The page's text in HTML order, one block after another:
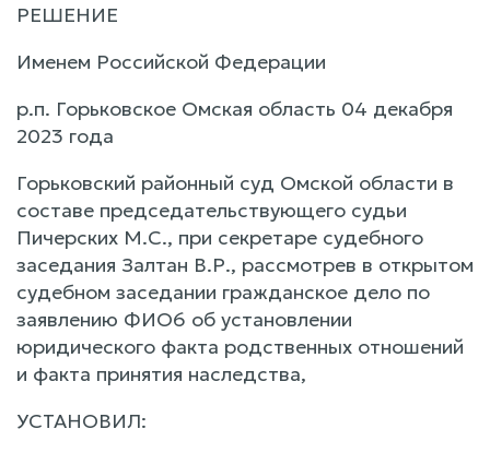
РЕШЕНИЕ
Именем Российской Федерации
р.п. Горьковское Омская область 04 декабря
2023 года
Горьковский районный суд Омской области в
составе председательствующего судьи
Пичерских М.С., при секретаре судебного
заседания Залтан В.Р., рассмотрев в открытом
судебном заседании гражданское дело по
заявлению ФИО6 об установлении
юридического факта родственных отношений
и факта принятия наследства,
УСТАНОВИЛ: